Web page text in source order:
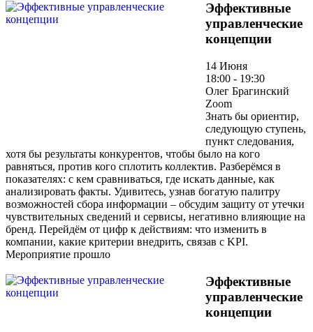
Эффективные
управленческие
концепции
14 Июня
18:00 - 19:30
Олег Брагинский
Zoom
Знать бы ориентир,
следующую ступень,
пункт следования,
хотя бы результаты конкурентов, чтобы было на кого
равняться, против кого сплотить коллектив. Разберёмся в
показателях: с кем сравниваться, где искать данные, как
анализировать факты. Удивитесь, узнав богатую палитру
возможностей сбора информации – обсудим защиту от утечки
чувствительных сведений и сервисы, негативно влияющие на
бренд. Перейдём от цифр к действиям: что изменить в
компании, какие критерии внедрить, связав с KPI.
Мероприятие прошло
Эффективные
управленческие
концепции